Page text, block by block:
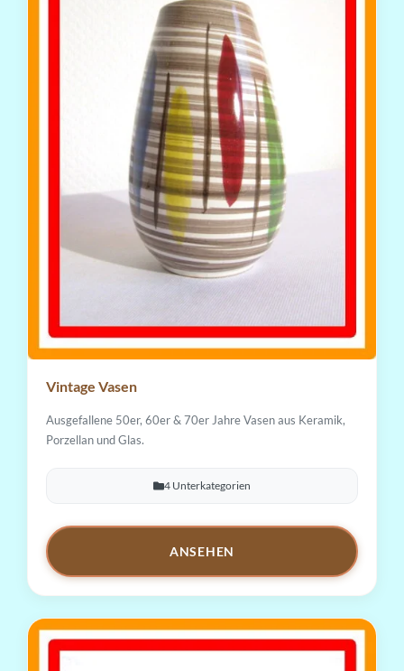
Vintage Vasen
Ausgefallene 50er, 60er & 70er Jahre Vasen aus Keramik,
Porzellan und Glas.
4 Unterkategorien
ANSEHEN